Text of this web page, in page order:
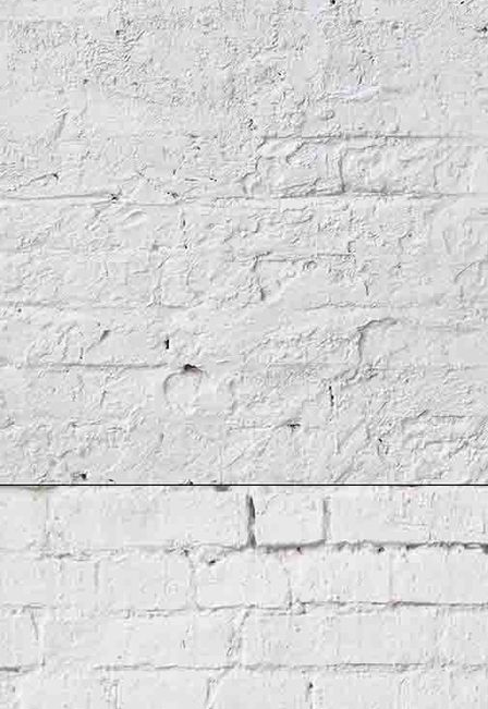
Schlafzimmer Rot
Seeseite
Frontansicht